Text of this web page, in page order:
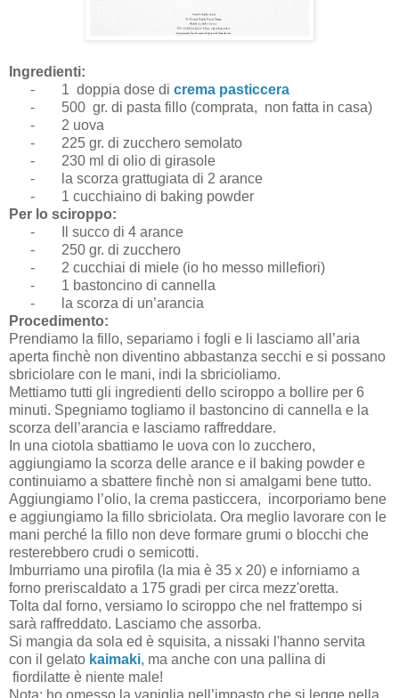
Ingredienti:
-
1 doppia dose di crema pasticcera
-
500 gr. di pasta fillo (comprata, non fatta in casa)
-
2 uova
-
225 gr. di zucchero semolato
-
230 ml di olio di girasole
-
la scorza grattugiata di 2 arance
-
1 cucchiaino di baking powder
Per lo sciroppo:
-
Il succo di 4 arance
-
250 gr. di zucchero
-
2 cucchiai di miele (io ho messo millefiori)
-
1 bastoncino di cannella
-
la scorza di un’arancia
Procedimento:
Prendiamo la fillo, separiamo i fogli e li lasciamo all’aria
aperta finchè non diventino abbastanza secchi e si possano
sbriciolare con le mani, indi la sbricioliamo.
Mettiamo tutti gli ingredienti dello sciroppo a bollire per 6
minuti. Spegniamo togliamo il bastoncino di cannella e la
scorza dell’arancia e lasciamo raffreddare.
In una ciotola sbattiamo le uova con lo zucchero,
aggiungiamo la scorza delle arance e il baking powder e
continuiamo a sbattere finchè non si amalgami bene tutto.
Aggiungiamo l’olio, la crema pasticcera, incorporiamo bene
e aggiungiamo la fillo sbriciolata. Ora meglio lavorare con le
mani perché la fillo non deve formare grumi o blocchi che
resterebbero crudi o semicotti.
Imburriamo una pirofila (la mia è 35 x 20) e inforniamo a
forno preriscaldato a 175 gradi per circa mezz'oretta.
Tolta dal forno, versiamo lo sciroppo che nel frattempo si
sarà raffreddato. Lasciamo che assorba.
Si mangia da sola ed è squisita, a nissaki l'hanno servita
con il gelato kaimaki, ma anche con una pallina di
fiordilatte è niente male!
Nota: ho omesso la vaniglia nell’impasto che si legge nella